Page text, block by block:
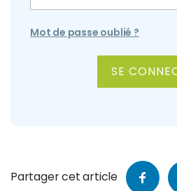
Mot de passe oublié ?
Partager cet article